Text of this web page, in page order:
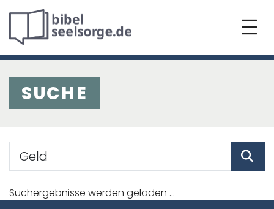
SUCHE
Suchergebnisse werden geladen ...